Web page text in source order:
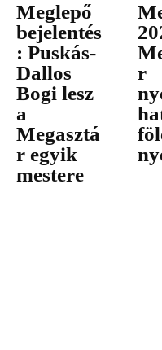
Meglepő
bejelentés
: Puskás-
Dallos
Bogi lesz
a
Megasztá
r egyik
mestere
r